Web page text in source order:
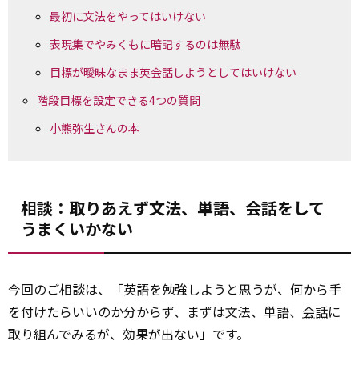
最初に文法をやってはいけない
表現集でやみくもに暗記するのは無駄
目標が曖昧なまま英会話しようとしてはいけない
階段目標を設定できる4つの質問
小熊弥生さんの本
相談：取りあえず文法、単語、会話をして
うまくいかない
今回のご相談は、「英語を勉強しようと思うが、何から手
を付けたらいいのか分からず、まずは文法、単語、 会話に
取り組んでみるが、効果が出ない」です。